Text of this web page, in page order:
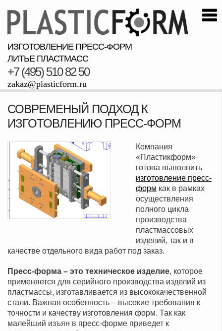
ИЗГОТОВЛЕНИЕ ПРЕСС-ФОРМ
ЛИТЬЕ ПЛАСТМАСС
+7 (495) 510 82 50
zakaz@plasticform.ru
СОВРЕМЕНЫЙ ПОДХОД К
ИЗГОТОВЛЕНИЮ ПРЕСС-ФОРМ
Компания
«Пластикформ»
готова выполнить
изготовление пресс-
форм как в рамках
осуществления
полного цикла
производства
пластмассовых
изделий, так и в
качестве отдельного вида работ под заказ.
Пресс-форма – это техническое изделие, которое
применяется для серийного производства изделий из
пластмассы, изготавливается из высококачественной
стали. Важная особенность – высокие требования к
точности и качеству изготовления форм. Так как
малейший изъян в пресс-форме приведет к